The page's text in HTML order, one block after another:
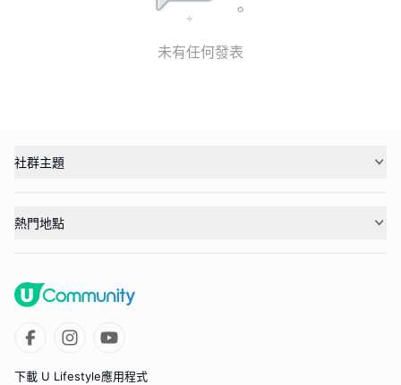
未有任何發表
社群主題
熱門地點
下載 U Lifestyle應用程式